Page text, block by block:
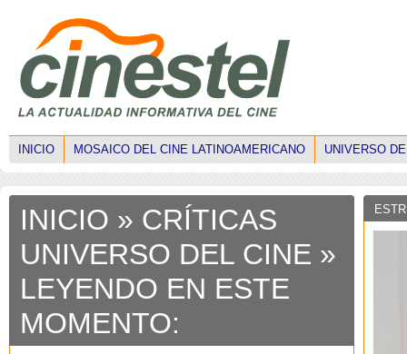
INICIO MOSAICO DEL CINE LATINOAMERICANO UNIVERSO
INICIO » CRÍTICAS
UNIVERSO DEL CINE »
LEYENDO EN ESTE
MOMENTO: